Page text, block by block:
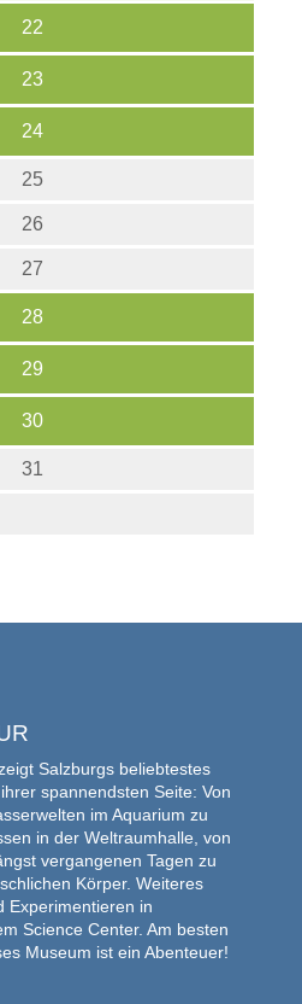
22
23
24
25
26
27
28
29
30
31
Salzburgs beliebtestes
spannendsten Seite: Von
im Aquarium zu
in der Weltraumhalle, von
vergangenen Tagen zu
Körper. Weiteres
Experimentieren in
Science Center. Am besten
Museum ist ein Abenteuer!